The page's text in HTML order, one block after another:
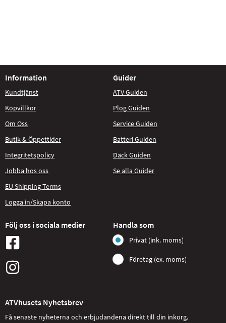
Information
Kundtjänst
Köpvillkor
Om Oss
Butik & Öppettider
Integritetspolicy
Jobba hos oss
EU Shipping Terms
Logga in/Skapa konto
Guider
ATV Guiden
Plog Guiden
Service Guiden
Batteri Guiden
Däck Guiden
Se alla Guider
Följ oss i sociala medier Handla som
Privat (ink. moms)
Företag (ex. moms)
ATVhusets Nyhetsbrev
Få senaste nyheterna och erbjudandena direkt till din inkorg.